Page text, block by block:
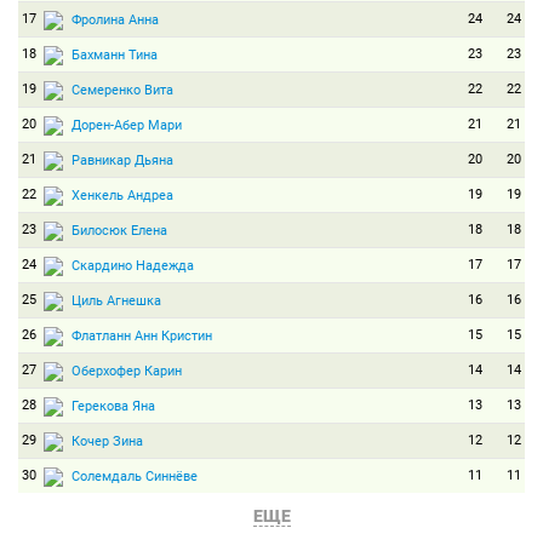
17 Фролина Анна 24 24
18 Бахманн Тина 23 23
19 Семеренко Вита 22 22
20 Дорен-Абер Мари 21 21
21 Равникар Дьяна 20 20
22 Хенкель Андреа 19 19
23 Билосюк Елена 18 18
24 Скардино Надежда 17 17
25 Циль Агнешка 16 16
26 Флатланн Анн Кристин 15 15
27 Оберхофер Карин 14 14
28 Герекова Яна 13 13
29 Кочер Зина 12 12
30 Солемдаль Синнёве 11 11
ЕЩЕ